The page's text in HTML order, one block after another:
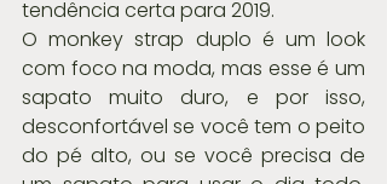
tendência certa para 2019.
O monkey strap duplo é um look
com foco na moda, mas esse é um
sapato muito duro, e por isso,
desconfortável se você tem o peito
do pé alto, ou se você precisa de